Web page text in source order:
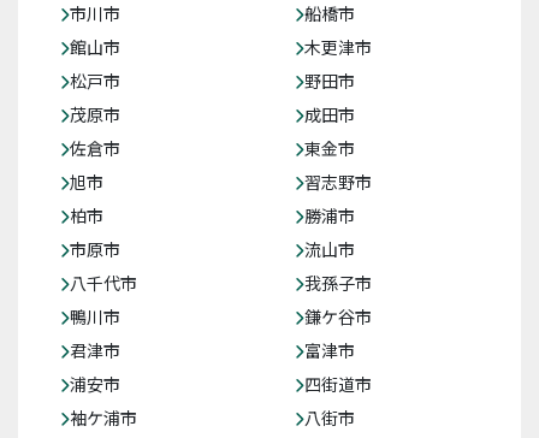
市川市
船橋市
館山市
木更津市
松戸市
野田市
茂原市
成田市
佐倉市
東金市
旭市
習志野市
柏市
勝浦市
市原市
流山市
八千代市
我孫子市
鴨川市
鎌ケ谷市
君津市
富津市
浦安市
四街道市
袖ケ浦市
八街市